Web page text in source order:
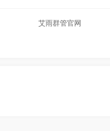
艾雨群管官网